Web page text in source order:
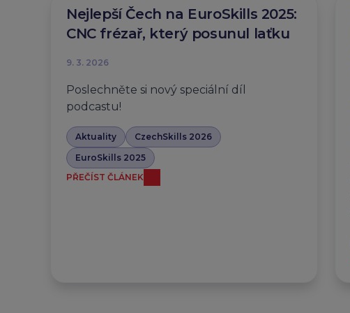
Nejlepší Čech na EuroSkills 2025:
CNC frézař, který posunul laťku
9. 3. 2026
Poslechněte si nový speciální díl
podcastu!
Aktuality
CzechSkills 2026
EuroSkills 2025
PŘEČÍST ČLÁNEK